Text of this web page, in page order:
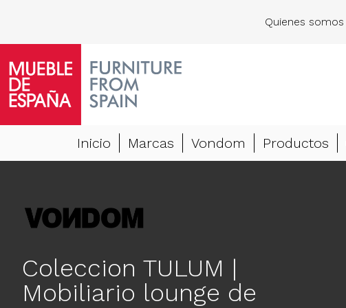
Quienes somos
Inicio Marcas Vondom Productos
Coleccion TULUM |
Mobiliario lounge de